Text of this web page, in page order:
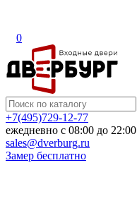
0
+7(495)729-12-77
ежедневно с 08:00 до 22:00
sales@dverburg.ru
Замер бесплатно